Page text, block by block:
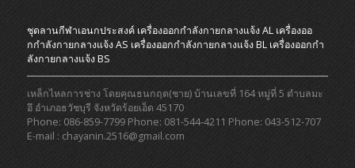
ชุดลานกีฬาเอนกประสงค์ เครื่องออกกําลังกายกลางแจ้ง AL เครื่องออ
กกําลังกายกลางแจ้ง AS เครื่องออกกําลังกายกลางแจ้ง BL เครื่องออกกํา
ลังกายกลางแจ้ง BS
เหล็กไหลการช่าง โดยคุณธนกฤต(ชาย) บ้านเลขที่ 164 หมู่ที่ 5 ตำบลมะ
อึ อำเภอธวัชบุรี จังหวัดร้อยเอ็ด 45170
Phone: 086-859-7799 Phone: 081-544-4211 Phone: 043-512-707
E-mail : chayanin.2516@gmail.com